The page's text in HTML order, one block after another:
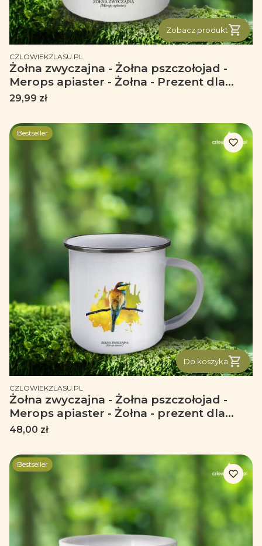
Zobacz produkt
PRODUCENT
CZLOWIEKZLASU.PL
Żołna zwyczajna - Żołna pszczołojad -
Merops apiaster - Żołna - Prezent dla
ornitologa – Prezent dla przyrodnika -
Cena
29,99 zł
Bestseller
Do koszyka
PRODUCENT
CZLOWIEKZLASU.PL
Żołna zwyczajna - Żołna pszczołojad -
Merops apiaster - Żołna - prezent dla
ornitologa – Prezent dla przyrodnika -
Cena
48,00 zł
Bestseller